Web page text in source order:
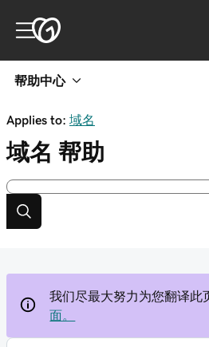
帮助中心
Applies to: 域名
域名 帮助
我们尽最大努力为您翻译此
面。